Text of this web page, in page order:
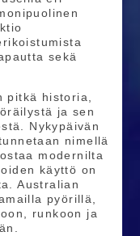
sekä
pitkä historia,
ja sen
Nykypäivän
nimellä
modernilta
käyttö on
Australian
pyörillä,
runkoon ja